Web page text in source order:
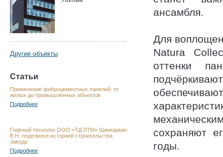
ансамбля.
Для
Natura
оттенки
сохраняют
годы.
Другие объекты
Статьи
Применение фиброцементных панелей: от
жилых до промышленных объектов
Подробнее
Главный технолог ООО «ТД ЛТМ» Шинкаркин
В.Н. поделился историей строительства
завода
Подробнее